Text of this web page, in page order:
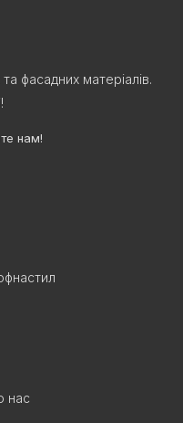
фасадних матеріалів.
нам!
нас